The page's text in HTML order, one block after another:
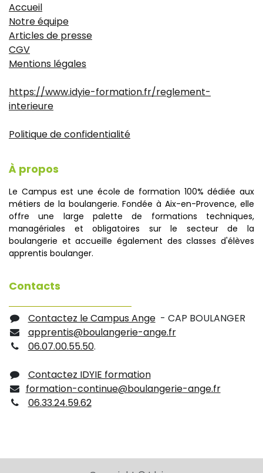
Accueil
Notre équipe
Articles de presse
CGV
Mentions légales
https://www.idyie-formation.fr/reglement-
interieure
Politique de confidentialité
À propos
Le Campus est une école de formation 100% dédiée aux
métiers de la boulangerie. Fondée à Aix-en-Provence, elle
offre une large palette de formations techniques,
managériales et obligatoires sur le secteur de la
boulangerie et accueille également des classes d'élèves
apprentis boulanger.
Contacts
Contactez le Campus Ange- CAP BOULANGER
apprentis@boulangerie-ange.fr
06.07.00.55.50.
Contactez IDYIE formation
formation-continue@boulangerie-ange.fr
06.33.24.59.62